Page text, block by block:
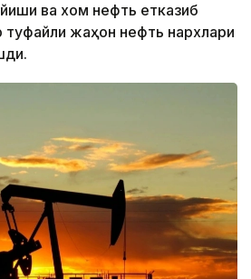
ва хом нефть етказиб
жаҳон нефть нархлари